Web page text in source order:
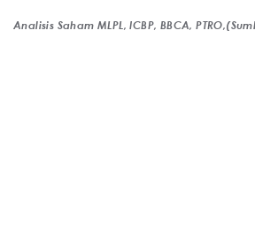
Analisis Saham MLPL, ICBP, BBCA,